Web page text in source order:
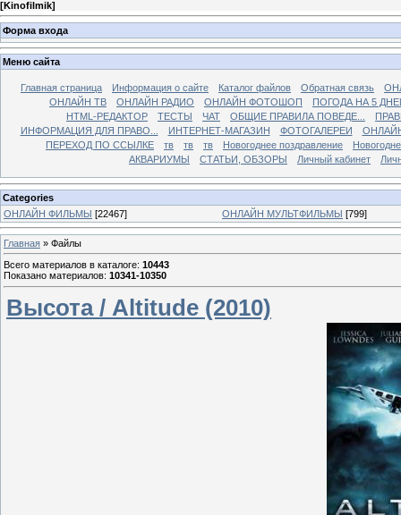
[Kinofilmik]
Форма входа
Меню сайта
Главная страница Информация о сайте Каталог файлов Обратная связь
ОНЛАЙН ТВ
ОНЛАЙН РАДИО ОНЛАЙН ФОТОШОП
ПОГОДА НА 5
HTML-РЕДАКТОР
ТЕСТЫ ЧАТ ОБЩИЕ ПРАВИЛА ПОВЕДЕ...
ИНФОРМАЦИЯ ДЛЯ ПРАВО...
ИНТЕРНЕТ-МАГАЗИН ФОТОГАЛЕРЕИ
ПЕРЕХОД ПО ССЫЛКЕ
тв тв тв Новогоднее поздравление
АКВАРИУМЫ
СТАТЬИ, ОБЗОРЫ Личный кабинет
Categories
ОНЛАЙН ФИЛЬМЫ [22467] ОНЛАЙН МУЛЬТФИЛЬМЫ [799]
Главная » Файлы
Всего материалов в каталоге: 10443
Показано материалов: 10341-10350
Высота / Altitude (2010)